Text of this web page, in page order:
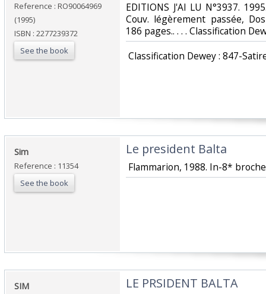
Reference : RO90064969
(1995)
ISBN : 2277239372
See the book
‎EDITIONS J'AI LU N°3937.
Couv. légèrement passée,
186 pages.. . . . Classification
Classification Dewey : 847-
‎Sim‎
Reference : 11354
See the book
‎Le president Balta‎
Flammarion, 1988. In-8*
‎SIM‎ ‎LE PRSIDENT BALTA‎